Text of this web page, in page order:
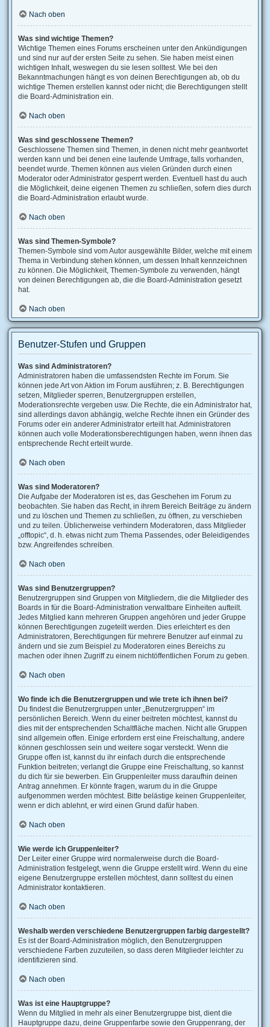
Nach oben
Was sind wichtige Themen?
Wichtige Themen eines Forums erscheinen unter den Ankündigungen
und sind nur auf der ersten Seite zu sehen. Sie haben meist einen
wichtigen Inhalt, weswegen du sie lesen solltest. Wie bei den
Bekanntmachungen hängt es von deinen Berechtigungen ab, ob du
wichtige Themen erstellen kannst oder nicht; die Berechtigungen stellt
die Board-Administration ein.
Nach oben
Was sind geschlossene Themen?
Geschlossene Themen sind Themen, in denen nicht mehr geantwortet
werden kann und bei denen eine laufende Umfrage, falls vorhanden,
beendet wurde. Themen können aus vielen Gründen durch einen
Moderator oder Administrator gesperrt werden. Eventuell hast du auch
die Möglichkeit, deine eigenen Themen zu schließen, sofern dies durch
die Board-Administration erlaubt wurde.
Nach oben
Was sind Themen-Symbole?
Themen-Symbole sind vom Autor ausgewählte Bilder, welche mit einem
Thema in Verbindung stehen können, um dessen Inhalt kennzeichnen
zu können. Die Möglichkeit, Themen-Symbole zu verwenden, hängt
von deinen Berechtigungen ab, die die Board-Administration gesetzt
hat.
Nach oben
Benutzer-Stufen und Gruppen
Was sind Administratoren?
Administratoren haben die umfassendsten Rechte im Forum. Sie
können jede Art von Aktion im Forum ausführen; z. B. Berechtigungen
setzen, Mitglieder sperren, Benutzergruppen erstellen,
Moderationsrechte vergeben usw. Die Rechte, die ein Administrator hat,
sind allerdings davon abhängig, welche Rechte ihnen ein Gründer des
Forums oder ein anderer Administrator erteilt hat. Administratoren
können auch volle Moderationsberechtigungen haben, wenn ihnen das
entsprechende Recht erteilt wurde.
Nach oben
Was sind Moderatoren?
Die Aufgabe der Moderatoren ist es, das Geschehen im Forum zu
beobachten. Sie haben das Recht, in ihrem Bereich Beiträge zu ändern
und zu löschen und Themen zu schließen, zu öffnen, zu verschieben
und zu teilen. Üblicherweise verhindern Moderatoren, dass Mitglieder
„offtopic“, d. h. etwas nicht zum Thema Passendes, oder Beleidigendes
bzw. Angreifendes schreiben.
Nach oben
Was sind Benutzergruppen?
Benutzergruppen sind Gruppen von Mitgliedern, die die Mitglieder des
Boards in für die Board-Administration verwaltbare Einheiten aufteilt.
Jedes Mitglied kann mehreren Gruppen angehören und jeder Gruppe
können Berechtigungen zugeteilt werden. Dies erleichtert es den
Administratoren, Berechtigungen für mehrere Benutzer auf einmal zu
ändern und sie zum Beispiel zu Moderatoren eines Bereichs zu
machen oder ihnen Zugriff zu einem nichtöffentlichen Forum zu geben.
Nach oben
Wo finde ich die Benutzergruppen und wie trete ich ihnen bei?
Du findest die Benutzergruppen unter „Benutzergruppen“ im
persönlichen Bereich. Wenn du einer beitreten möchtest, kannst du
dies mit der entsprechenden Schaltfläche machen. Nicht alle Gruppen
sind allgemein offen. Einige erfordern erst eine Freischaltung, andere
können geschlossen sein und weitere sogar versteckt. Wenn die
Gruppe offen ist, kannst du ihr einfach durch die entsprechende
Funktion beitreten; verlangt die Gruppe eine Freischaltung, so kannst
du dich für sie bewerben. Ein Gruppenleiter muss daraufhin deinen
Antrag annehmen. Er könnte fragen, warum du in die Gruppe
aufgenommen werden möchtest. Bitte belästige keinen Gruppenleiter,
wenn er dich ablehnt, er wird einen Grund dafür haben.
Nach oben
Wie werde ich Gruppenleiter?
Der Leiter einer Gruppe wird normalerweise durch die Board-
Administration festgelegt, wenn die Gruppe erstellt wird. Wenn du eine
eigene Benutzergruppe erstellen möchtest, dann solltest du einen
Administrator kontaktieren.
Nach oben
Weshalb werden verschiedene Benutzergruppen farbig dargestellt?
Es ist der Board-Administration möglich, den Benutzergruppen
verschiedene Farben zuzuteilen, so dass deren Mitglieder leichter zu
identifizieren sind.
Nach oben
Was ist eine Hauptgruppe?
Wenn du Mitglied in mehr als einer Benutzergruppe bist, dient die
Hauptgruppe dazu, deine Gruppenfarbe sowie den Gruppenrang, der